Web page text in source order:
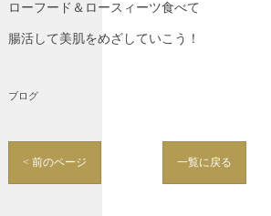
ローフード＆ロースィーツ食べて
腸活して美肌をめざしていこう！
ブログ
< 前のページ 一覧に戻る